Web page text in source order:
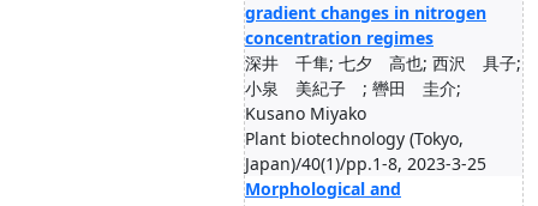
gradient changes in nitrogen
concentration regimes
深井 千隼; 七夕 高也; 西沢 具子;
小泉 美紀子 ; 轡田 圭介;
Kusano Miyako
Plant biotechnology (Tokyo,
Japan)/40(1)/pp.1-8, 2023-3-25
Morphological and